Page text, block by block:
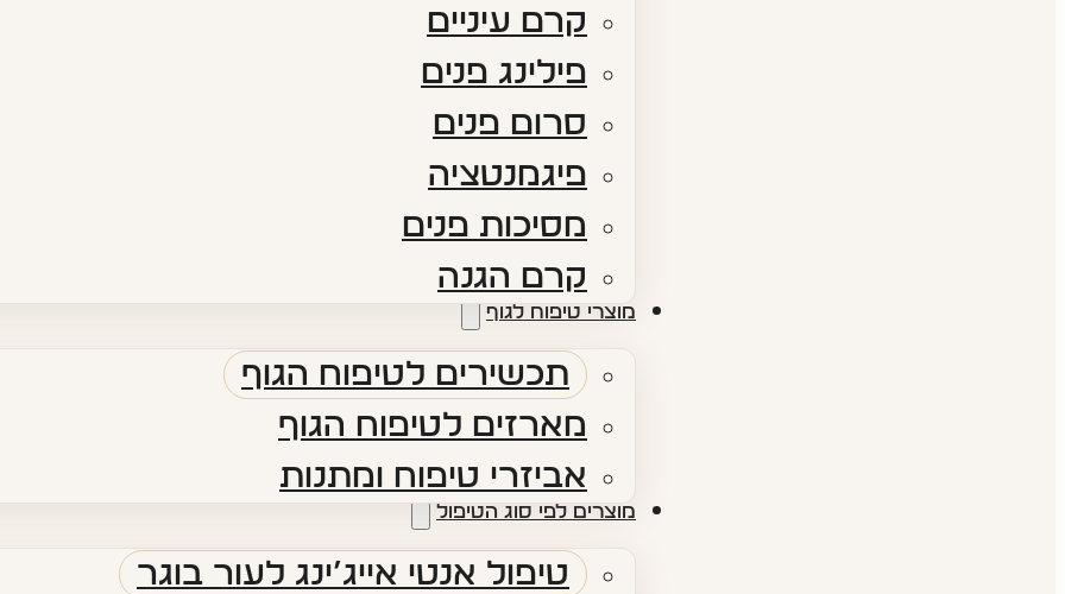
קרם עיניים
פילינג פנים
סרום פנים
פיגמנטציה
מסיכות פנים
קרם הגנה
מוצרי טיפוח לגוף
תכשירים לטיפוח הגוף
מארזים לטיפוח הגוף
אביזרי טיפוח ומתנות
מוצרים לפי סוג הטיפול
טיפול אנטי אייג’ינג לעור בוגר